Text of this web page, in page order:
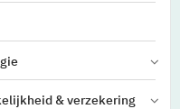
& verzekering